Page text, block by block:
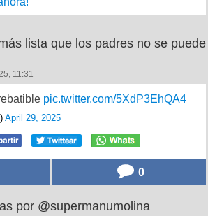
lista que los padres no se puede
11:31
pic.twitter.com/5XdP3EhQA4
April 29, 2025
0
por @supermanumolina